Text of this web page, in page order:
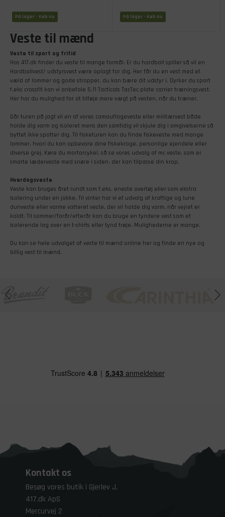
På lager - Køb nu På lager - Køb nu
Veste til mænd
Veste til sport og fritid
Hos 417.dk finder du veste til mange formål. Er du hardball spiller så vil en
Hardballvest/ udstyrsvest være oplagt for dig. Her får du en vest med et
væld af lommer og gode stropper, du kan bære dit udstyr i. Dyrker du sport
f.eks crossfit kan vi anbefale 5.11 Tacticals TacTec plate carrier træningsvest.
Her har du mulighed for at tilføje mere vægt på vesten, når du træner.
Går turen på jagt vil en af vores camouflageveste eller militærvest både
holde dig varm og isoleret mens den samtidig vil skjule dig i omgivelserne så
byttet ikke spotter dig. Til fisketuren kan du finde fiskeveste med mange
lommer, hvori du kan opbevare dine fiskekroge, personlige ejendele eller
diverse grej. Køre du mortorcykel, så se vores udvalg af mc veste, som er
smarte læderveste med snøre i siden, der kan tilpasse din krop.
Hverdagsveste
Veste kan bruges året rundt som f.eks. eneste overtøj eller som ekstra
isolering under en jakke. Til vinter har vi et udvalg af kraftige og lune
dunveste eller varme vatteret veste, der vil holde dig varm, når vejret er
koldt. Til sommer/forår/efterår kan du bruge en tyndere vest som et
isolerende lag over en t-shirts eller tynd trøje. Mulighederne er mange.
Du kan se hele udvalget af veste til mænd online her og finde en nye og
billig vest til mænd.
Kontakt os
Besøg vores butik i Gjerlev J.
417.dk ApS
Mercurvej 2